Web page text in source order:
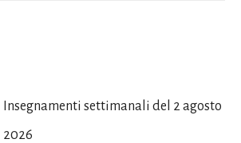
Insegnamenti settimanali del 2 agosto
2026